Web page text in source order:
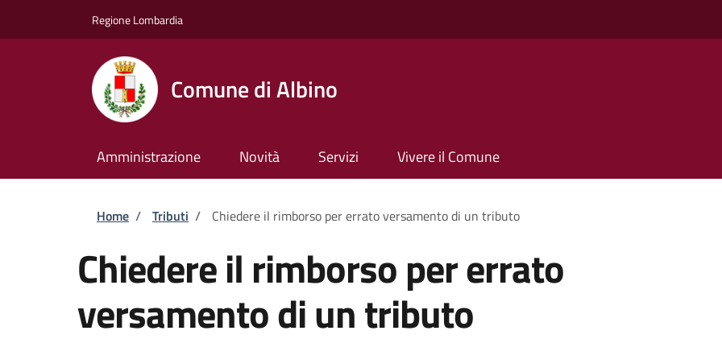
Regione Lombardia
Comune di Albino
Amministrazione Novità Servizi Vivere il Comune
Briciole di pane
Home / Tributi / Chiedere il rimborso per errato versamento di un tributo
Chiedere il rimborso per errato
versamento di un tributo